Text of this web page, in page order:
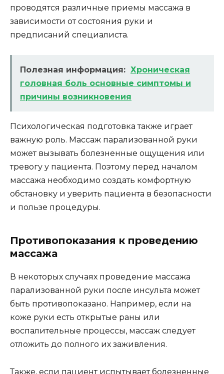
проводятся различные приемы массажа в
зависимости от состояния руки и
предписаний специалиста.
Полезная информация: Хроническая
головная боль основные симптомы и
причины возникновения
Психологическая подготовка также играет
важную роль. Массаж парализованной руки
может вызывать болезненные ощущения или
тревогу у пациента. Поэтому перед началом
массажа необходимо создать комфортную
обстановку и уверить пациента в безопасности
и пользе процедуры.
Противопоказания к проведению
массажа
В некоторых случаях проведение массажа
парализованной руки после инсульта может
быть противопоказано. Например, если на
коже руки есть открытые раны или
воспалительные процессы, массаж следует
отложить до полного их заживления.
Также, если пациент испытывает болезненные